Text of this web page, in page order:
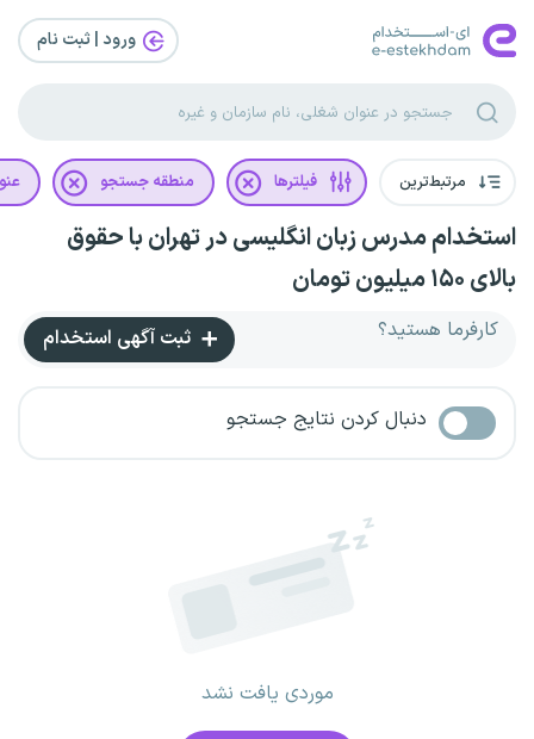
ورود | ثبت‌ نام
مرتبط‌ترین فیلترها منطقه جستجو
استخدام مدرس زبان انگلیسی در تهران با حقوق
بالای ۱۵۰ میلیون تومان
کارفرما هستید؟ ثبت آگهی استخدام
دنبال کردن نتایج جستجو
موردی یافت نشد